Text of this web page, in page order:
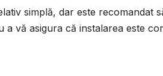
simplă, dar este recomandat
vă asigura că instalarea este